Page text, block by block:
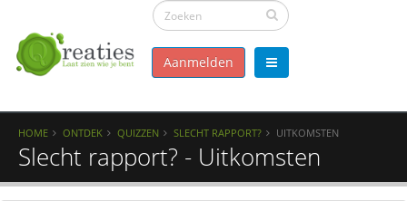
Aanmelden
HOME ONTDEK QUIZZEN SLECHT RAPPORT? UITKOMSTEN
Slecht rapport? - Uitkomsten